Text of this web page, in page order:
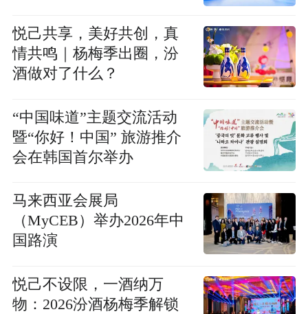
悦己共享，美好共创，真
情共鸣｜杨梅季出圈，汾
酒做对了什么？
“中国味道”主题交流活动
暨“你好！中国” 旅游推介
会在韩国首尔举办
马来西亚会展局
（MyCEB）举办2026年中
国路演
悦己不设限，一酒纳万
物：2026汾酒杨梅季解锁